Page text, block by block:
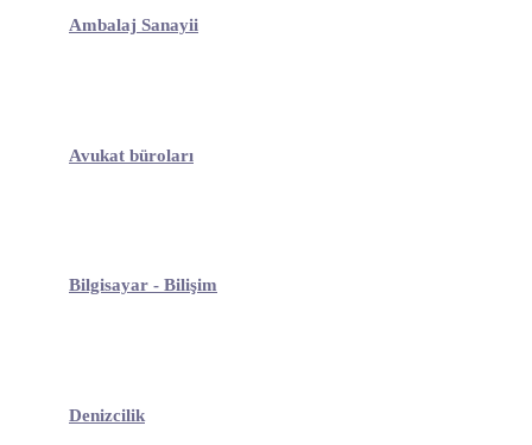
Ambalaj Sanayii
Avukat büroları
Bilgisayar - Bilişim
Denizcilik